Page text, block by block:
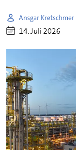
Ansgar Kretschmer
14. Juli 2026